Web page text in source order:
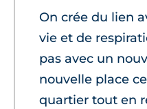
On crée du lien
vie et de
pas avec un
nouvelle place
quartier tout en